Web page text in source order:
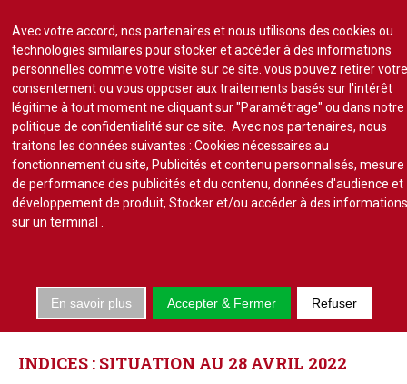
Lire un numéro
S'abonner
Se connecter
Actu.
Point de droit
Au Parlement
Gestion et maintenance
LESINDICES
INDICES : SITUATION AU 28 AVRIL 2022
Avec votre accord, nos partenaires et nous utilisons des cookies ou
technologies similaires pour stocker et accéder à des informations
personnelles comme votre visite sur ce site. vous pouvez retirer
consentement ou vous opposer aux traitements basés sur l'intérêt
légitime à tout moment ne cliquant sur "Paramétrage" ou dans notre
politique de confidentialité sur ce site. Avec nos partenaires, nous
traitons les données suivantes : Cookies nécessaires au
fonctionnement du site, Publicités et contenu personnalisés, mesure
de performance des publicités et du contenu, données d'audience et
développement de produit, Stocker et/ou accéder à des
sur un terminal
En savoir plus Accepter & Fermer Refuser